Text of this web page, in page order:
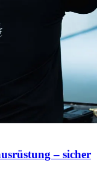
– sicher